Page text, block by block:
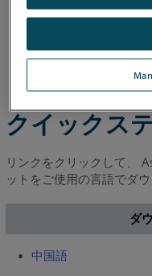
クイックス
リンクをクリックして、
ットをご使用の言語でダ
ダ
中国語